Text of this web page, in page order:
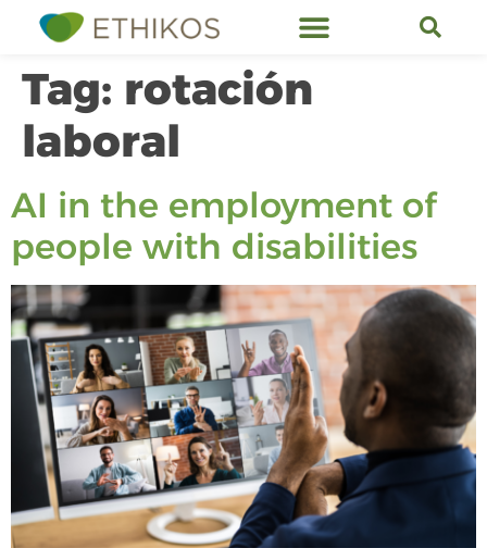
Tag: rotación
laboral
AI in the employment of
people with disabilities